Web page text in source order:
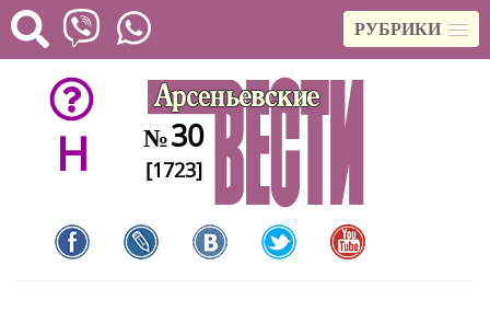
РУБРИКИ
H №30
[1723]